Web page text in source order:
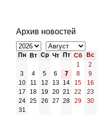
Архив новостей
Пн Вт Ср Чт Пт Сб
Вс
1
2
3
4 5 6 7 8
9
10
11 12 13 14 15
16
17
18 19 20 21 22
23
24
25 26 27 28 29
30
31